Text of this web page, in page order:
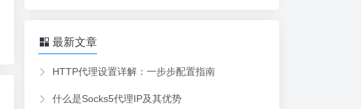
最新文章
HTTP代理设置详解：一步步配置指南
什么是Socks5代理IP及其优势